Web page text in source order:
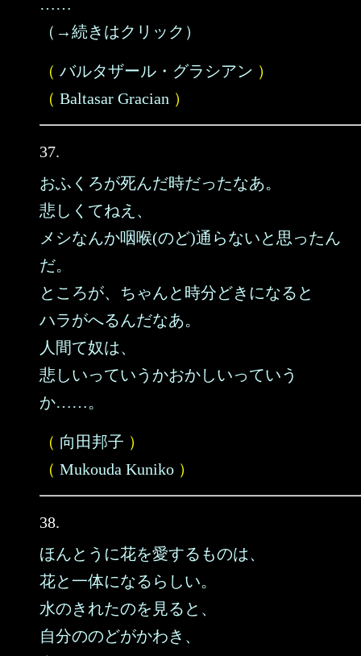
……
（→続きはクリック）
（ バルタザール・グラシアン ）
（ Baltasar Gracian ）
37.
おふくろが死んだ時だったなあ。
悲しくてねえ、
メシなんか咽喉(のど)通らないと思ったん
だ。
ところが、ちゃんと時分どきになると
ハラがへるんだなあ。
人間て奴は、
悲しいっていうかおかしいっていう
か……。
（ 向田邦子 ）
（ Mukouda Kuniko ）
38.
ほんとうに花を愛するものは、
花と一体になるらしい。
水のきれたのを見ると、
自分ののどがかわき、